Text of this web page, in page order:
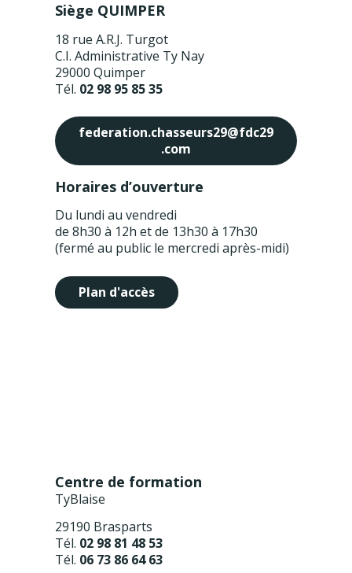
Siège QUIMPER
18 rue A.R.J. Turgot
C.I. Administrative Ty Nay
29000 Quimper
Tél. 02 98 95 85 35
federation.chasseurs29@fdc29
.com
Horaires d’ouverture
Du lundi au vendredi
de 8h30 à 12h et de 13h30 à 17h30
(fermé au public le mercredi après-midi)
Plan d'accès
Centre de formation
TyBlaise
29190 Brasparts
Tél. 02 98 81 48 53
Tél. 06 73 86 64 63